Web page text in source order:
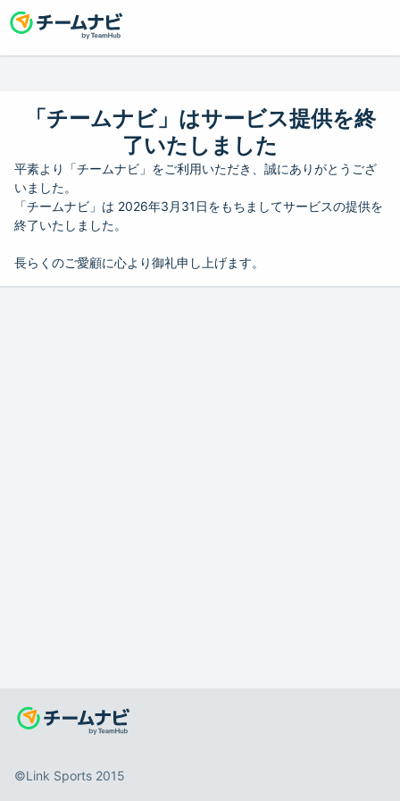
「チームナビ」はサービス提供を終
了いたしました
平素より「チームナビ」をご利用いただき、誠にありがとうござ
いました。
「チームナビ」は 2026年3月31日をもちましてサービスの提供を
終了いたしました。
長らくのご愛顧に心より御礼申し上げます。
©️Link Sports 2015